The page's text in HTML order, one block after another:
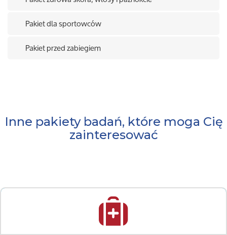
Pakiet dla sportowców
Pakiet przed zabiegiem
Inne pakiety badań, które moga Cię
zainteresować